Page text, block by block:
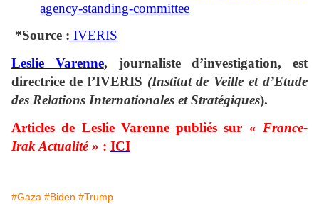
agency-standing-committee
*Source : IVERIS
Leslie Varenne, journaliste d’investigation, est
directrice de l’IVERIS (Institut de Veille et d’Etude
des Relations Internationales et Stratégiques).
Articles de Leslie Varenne publiés sur « France-
Irak Actualité » : ICI
#Gaza #Biden #Trump